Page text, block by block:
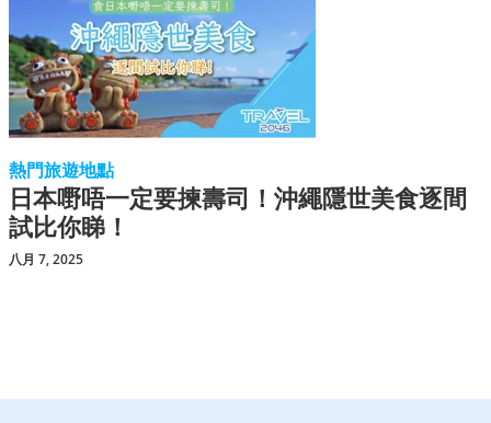
熱門旅遊地點
日本嘢唔一定要揀壽司！沖繩隱世美食逐間
試比你睇！
八月 7, 2025